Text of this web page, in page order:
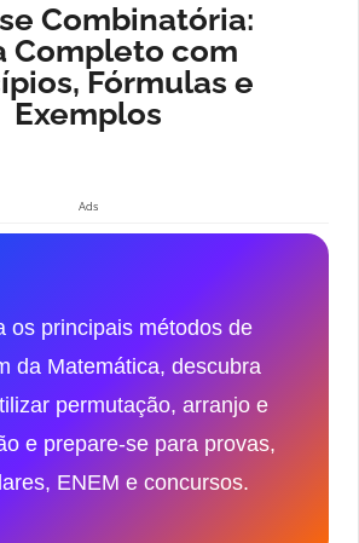
Combinatória:
Completo com
Fórmulas e
Exemplos
Ads
os principais métodos de
da Matemática, descubra
permutação, arranjo e
e prepare-se para provas,
ENEM e concursos.